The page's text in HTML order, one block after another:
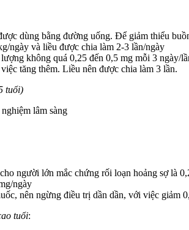
dùng bằng đường uống. Để giảm thiểu
ngày và liều được chia làm 2-3 lần/ngày
không quá 0,25 đến 0,5 mg mỗi 3 ngày/
tăng thêm. Liều nên được chia làm 3 lần.
tuổi)
lâm sàng
người lớn mắc chứng rối loạn hoảng sợ là
ngày
nên ngừng điều trị dần dần, với việc giảm
tuổi: